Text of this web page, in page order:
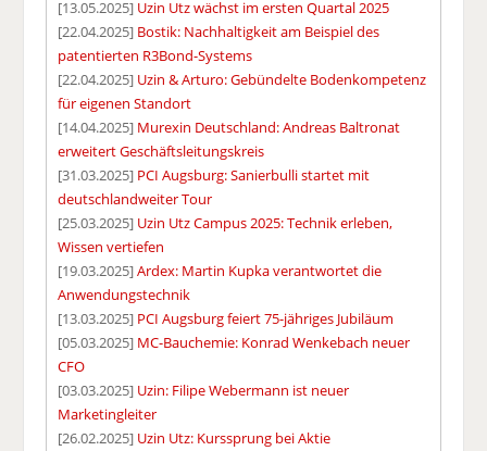
[13.05.2025] Uzin Utz wächst im ersten Quartal 2025
[22.04.2025] Bostik: Nachhaltigkeit am Beispiel des
patentierten R3Bond-Systems
[22.04.2025] Uzin & Arturo: Gebündelte Bodenkompetenz
für eigenen Standort
[14.04.2025] Murexin Deutschland: Andreas Baltronat
erweitert Geschäftsleitungskreis
[31.03.2025] PCI Augsburg: Sanierbulli startet mit
deutschlandweiter Tour
[25.03.2025] Uzin Utz Campus 2025: Technik erleben,
Wissen vertiefen
[19.03.2025]Ardex: Martin Kupka verantwortet die
Anwendungstechnik
[13.03.2025] PCI Augsburg feiert 75-jähriges Jubiläum
[05.03.2025] MC-Bauchemie: Konrad Wenkebach neuer
CFO
[03.03.2025] Uzin: Filipe Webermann ist neuer
Marketingleiter
[26.02.2025] Uzin Utz: Kurssprung bei Aktie